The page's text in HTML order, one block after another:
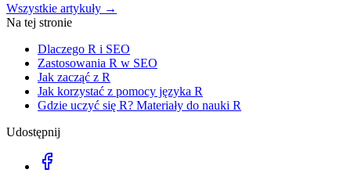
Wszystkie artykuły →
Na tej stronie
Dlaczego R i SEO
Zastosowania R w SEO
Jak zacząć z R
Jak korzystać z pomocy języka R
Gdzie uczyć się R? Materiały do nauki R
Udostępnij